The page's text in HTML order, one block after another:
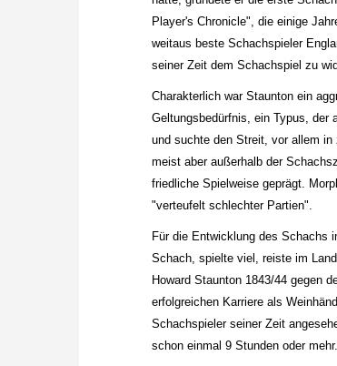
Player's Chronicle", die einige
weitaus beste Schachspieler
seiner Zeit dem Schachspiel zu
Charakterlich war Staunton ein
Geltungsbedürfnis, ein Typus,
und suchte den Streit, vor allem
meist aber außerhalb der
friedliche Spielweise geprägt.
"verteufelt schlechter Partien".
Für die Entwicklung des Schachs
Schach, spielte viel, reiste im
Howard Staunton 1843/44 gegen
erfolgreichen Karriere als
Schachspieler seiner Zeit
schon einmal 9 Stunden oder mehr.